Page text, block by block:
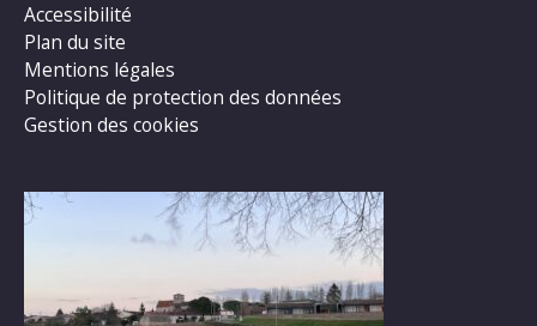
Accessibilité
Plan du site
Mentions légales
Politique de protection des données
Gestion des cookies